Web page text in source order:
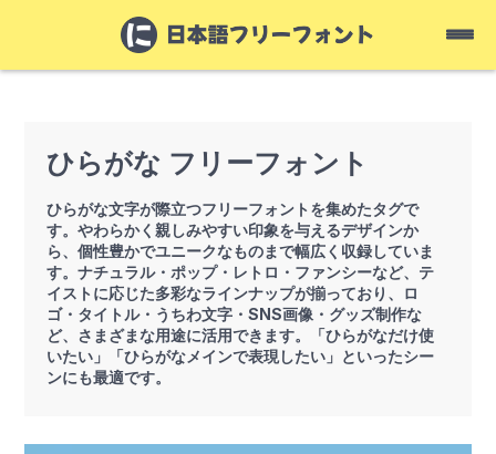
ひらがな フリーフォント
ひらがな文字が際立つフリーフォントを集めたタグで
す。やわらかく親しみやすい印象を与えるデザインか
ら、個性豊かでユニークなものまで幅広く収録していま
す。ナチュラル・ポップ・レトロ・ファンシーなど、テ
イストに応じた多彩なラインナップが揃っており、ロ
ゴ・タイトル・うちわ文字・SNS画像・グッズ制作な
ど、さまざまな用途に活用できます。「ひらがなだけ使
いたい」「ひらがなメインで表現したい」といったシー
ンにも最適です。